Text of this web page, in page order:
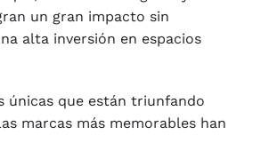
un gran impacto sin
alta inversión en espacios
únicas que están triunfando
marcas más memorables han